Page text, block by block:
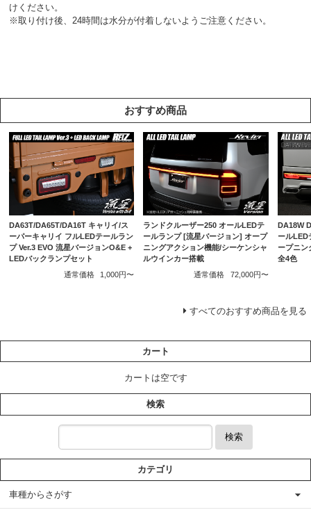
けください。
※取り付け後、24時間は水分が付着しないようご注意ください。
おすすめ商品
DA63T/DA65T/DA16T キャリイ/ス
ーパーキャリイ フルLEDテールラン
プ Ver.3 EVO 流星バージョンO&E +
LEDバックランプセット
通常価格
1,000円〜
ランドクルーザー250 オールLEDテ
ールランプ [流星バージョン] オープ
ニングアクション機能/シーケンシャ
ルウインカー搭載
通常価格
72,000円〜
DA18W
ールLED
ープニン
全4色
すべてのおすすめ商品を見る
カート
カートは空です
検索
検索
カテゴリ
車種からさがす